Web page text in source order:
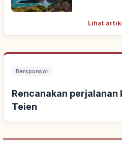
Lihat
Bersponsor
Rencanakan perjalanan
Teien